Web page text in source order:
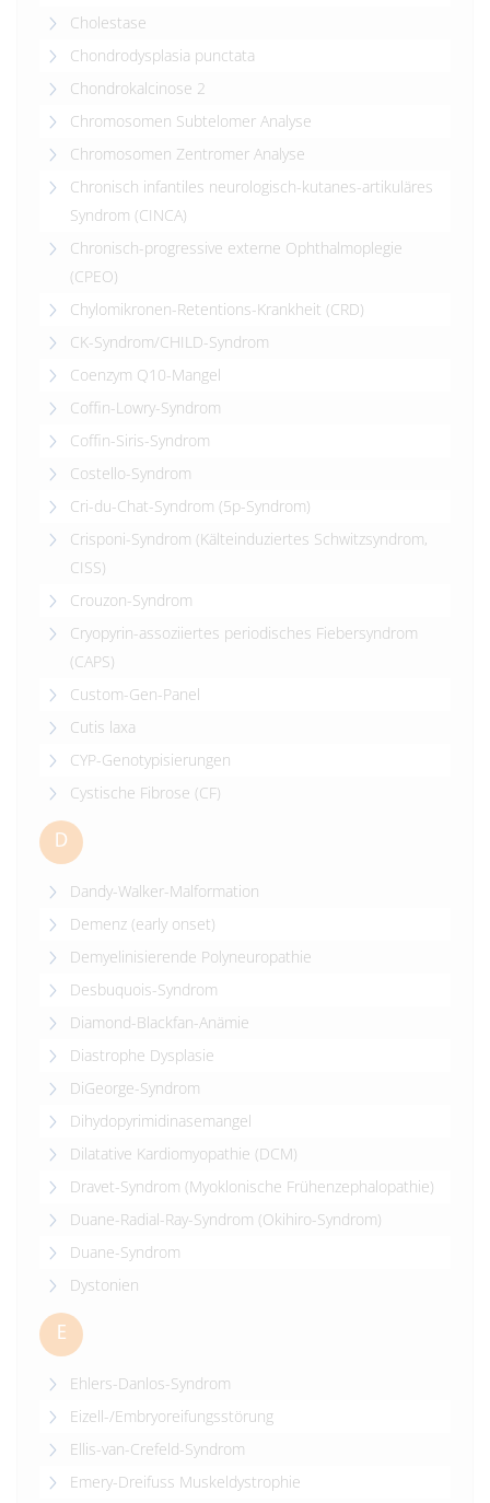
Cholestase
Chondrodysplasia punctata
Chondrokalcinose 2
Chromosomen Subtelomer Analyse
Chromosomen Zentromer Analyse
Chronisch infantiles neurologisch-kutanes-artikuläres
Syndrom (CINCA)
Chronisch-progressive externe Ophthalmoplegie
(CPEO)
Chylomikronen-Retentions-Krankheit (CRD)
CK-Syndrom/CHILD-Syndrom
Coenzym Q10-Mangel
Coffin-Lowry-Syndrom
Coffin-Siris-Syndrom
Costello-Syndrom
Cri-du-Chat-Syndrom (5p-Syndrom)
Crisponi-Syndrom (Kälteinduziertes Schwitzsyndrom,
CISS)
Crouzon-Syndrom
Cryopyrin-assoziiertes periodisches Fiebersyndrom
(CAPS)
Custom-Gen-Panel
Cutis laxa
CYP-Genotypisierungen
Cystische Fibrose (CF)
D
Dandy-Walker-Malformation
Demenz (early onset)
Demyelinisierende Polyneuropathie
Desbuquois-Syndrom
Diamond-Blackfan-Anämie
Diastrophe Dysplasie
DiGeorge-Syndrom
Dihydopyrimidinasemangel
Dilatative Kardiomyopathie (DCM)
Dravet-Syndrom (Myoklonische Frühenzephalopathie)
Duane-Radial-Ray-Syndrom (Okihiro-Syndrom)
Duane-Syndrom
Dystonien
E
Ehlers-Danlos-Syndrom
Eizell-/Embryoreifungsstörung
Ellis-van-Crefeld-Syndrom
Emery-Dreifuss Muskeldystrophie